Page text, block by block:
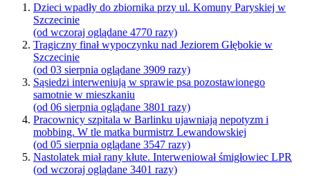
Dzieci wpadły do zbiornika przy ul. Komuny Paryskiej w
Szczecinie
(od wczoraj oglądane 4770 razy)
Tragiczny finał wypoczynku nad Jeziorem Głębokie w
Szczecinie
(od 03 sierpnia oglądane 3909 razy)
Sąsiedzi interweniują w sprawie psa pozostawionego
samotnie w mieszkaniu
(od 06 sierpnia oglądane 3801 razy)
Pracownicy szpitala w Barlinku ujawniają nepotyzm i
mobbing. W tle matka burmistrz Lewandowskiej
(od 05 sierpnia oglądane 3547 razy)
Nastolatek miał rany kłute. Interweniował śmigłowiec LPR
(od wczoraj oglądane 3401 razy)